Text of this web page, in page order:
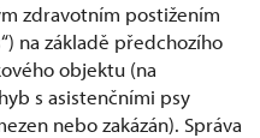
zdravotním postižením
na základě předchozího
objektu (na
s asistenčními psy
nebo zakázán). Správa